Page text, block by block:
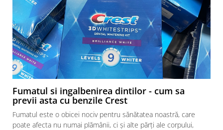
Fumatul si ingalbenirea dintilor - cum sa
previi asta cu benzile Crest
Fumatul este o obicei nociv pentru sănătatea noastră, care
poate afecta nu numai plămânii, ci și alte părți ale corpului,